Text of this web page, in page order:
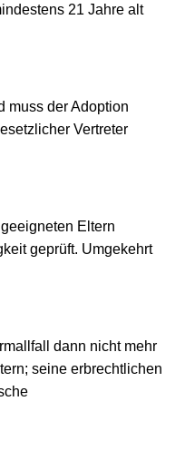
21 Jahre alt
muss der Adoption
Vertreter
Eltern
geprüft. Umgekehrt
dann nicht mehr
seine erbrechtlichen